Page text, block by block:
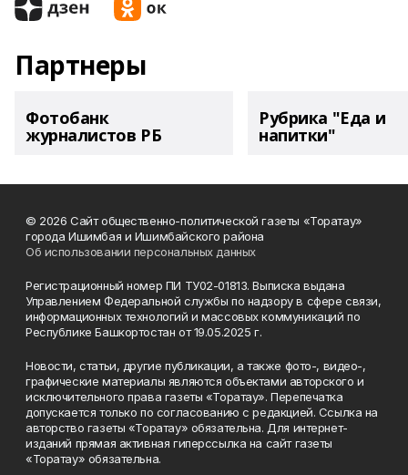
Партнеры
Фотобанк
журналистов РБ
Рубрика "Еда и
напитки"
© 2026 Сайт общественно-политической газеты «Торатау»
города Ишимбая и Ишимбайского района
Об использовании персональных данных
Регистрационный номер ПИ ТУ02-01813. Выписка выдана
Управлением Федеральной службы по надзору в сфере связи,
информационных технологий и массовых коммуникаций по
Республике Башкортостан от 19.05.2025 г.
Новости, статьи, другие публикации, а также фото-, видео-,
графические материалы являются объектами авторского и
исключительного права газеты «Торатау». Перепечатка
допускается только по согласованию с редакцией. Ссылка на
авторство газеты «Торатау» обязательна. Для интернет-
изданий прямая активная гиперссылка на сайт газеты
«Торатау» обязательна.